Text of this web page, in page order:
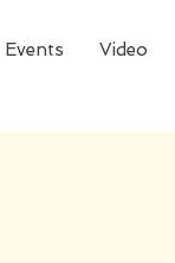
Events Video